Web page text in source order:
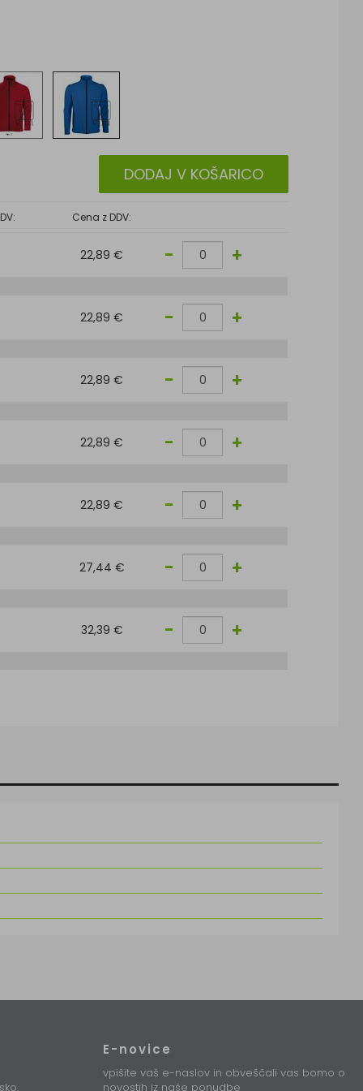
DODAJ V KOŠARICO
Cena z DDV:
22,89 € - +
22,89 € - +
22,89 € - +
22,89 € - +
22,89 € - +
27,44 € - +
32,39 € - +
E-novice
vpišite vaš e-naslov in obveščali vas bomo o
novostih iz naše ponudbe